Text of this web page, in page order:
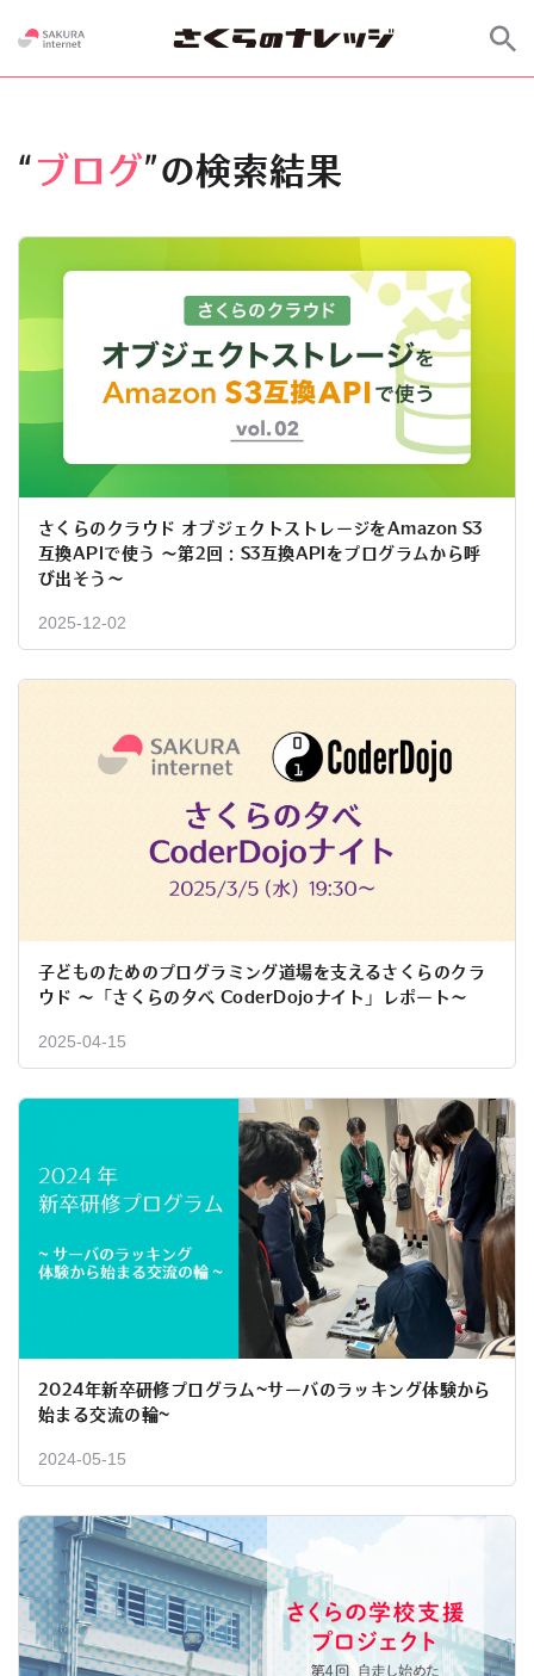
“ ブログ”の検索結果
さくらのクラウド オブジェクトストレージをAmazon S3
互換APIで使う ～第2回：S3互換APIをプログラムから呼
び出そう～
2025-12-02
子どものためのプログラミング道場を支えるさくらのクラ
ウド 〜「さくらの夕べ CoderDojoナイト」レポート〜
2025-04-15
2024年新卒研修プログラム~サーバのラッキング体験から
始まる交流の輪~
2024-05-15